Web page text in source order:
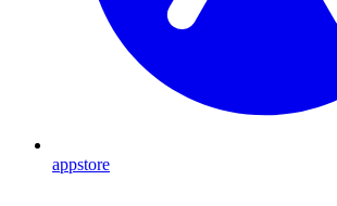
appstore